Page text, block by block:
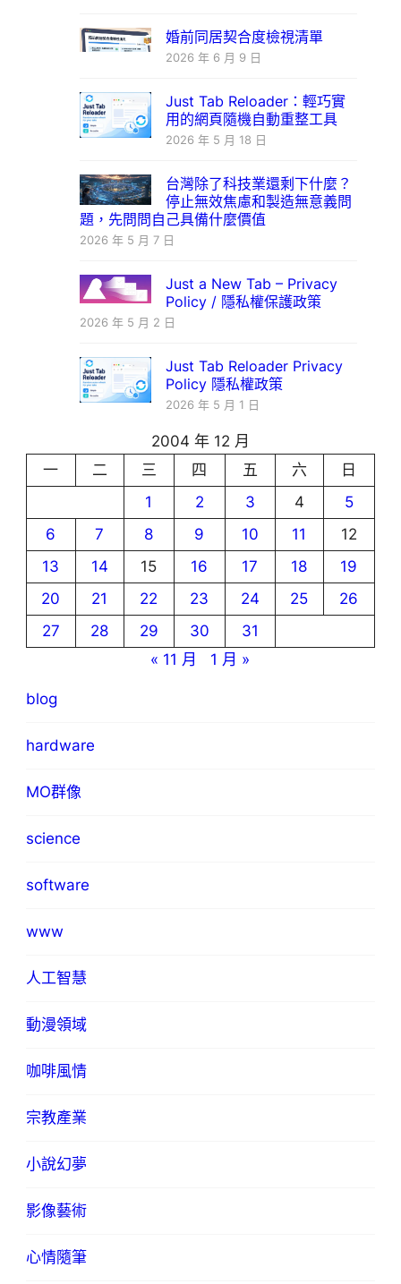
婚前同居契合度檢視清單
2026 年 6 月 9 日
Just Tab Reloader：輕巧實
用的網頁隨機自動重整工具
2026 年 5 月 18 日
台灣除了科技業還剩下什麼？
停止無效焦慮和製造無意義問
題，先問問自己具備什麼價值
2026 年 5 月 7 日
Just a New Tab – Privacy
Policy / 隱私權保護政策
2026 年 5 月 2 日
Just Tab Reloader Privacy
Policy 隱私權政策
2026 年 5 月 1 日
2004 年 12 月
一
二 三 四 五 六
日
1
2 3 4
5
6
7 8 9 10 11
12
13
14 15 16 17 18
19
20
21 22 23 24 25
26
27
28 29 30
31
« 11 月
1 月 »
blog
hardware
MO群像
science
software
www
人工智慧
動漫領域
咖啡風情
宗教產業
小說幻夢
影像藝術
心情隨筆